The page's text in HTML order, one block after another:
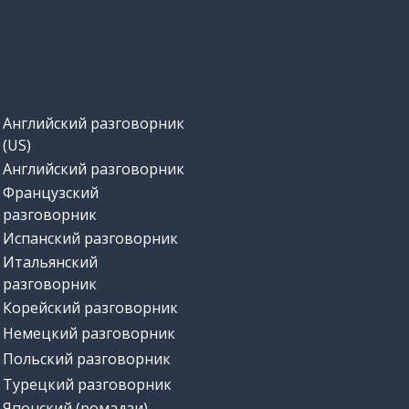
Английский разговорник
(US)
Английский разговорник
Французский
разговорник
Испанский разговорник
Итальянский
разговорник
Корейский разговорник
Немецкий разговорник
Польский разговорник
Турецкий разговорник